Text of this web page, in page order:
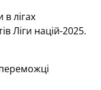
лігах
Ліги націй-2025.